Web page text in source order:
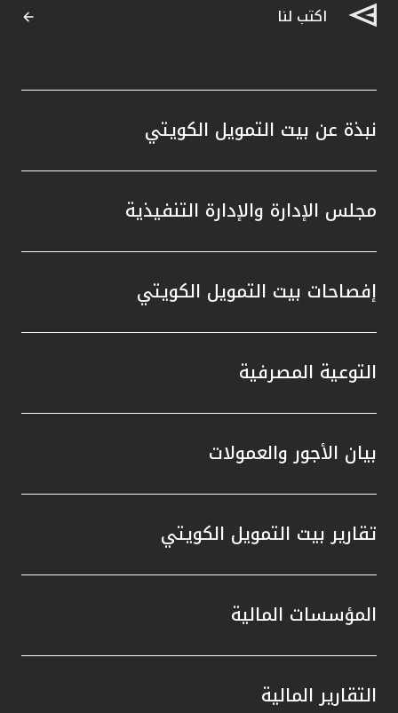
اكتب لنا
نبذة عن بيت التمويل الكويتي
مجلس الإدارة والإدارة التنفيذية
إفصاحات بيت التمويل الكويتي
التوعية المصرفية
بيان الأجور والعمولات
تقارير بيت التمويل الكويتي
المؤسسات المالية
التقارير المالية